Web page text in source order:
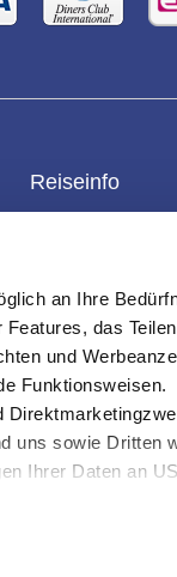
an Ihre
das
und
Funktionsweisen.
uns sowie Dritten
Ihrer Daten an
Plugins auf
Reiseinfo
Außenministerium